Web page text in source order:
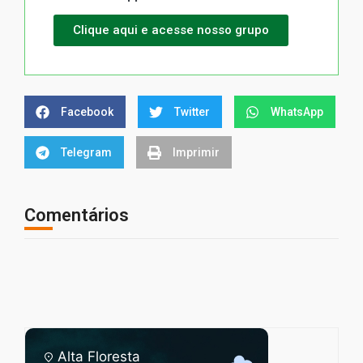
Clique aqui e acesse nosso grupo
Facebook Twitter WhatsApp
Telegram Imprimir
Comentários
Alta Floresta